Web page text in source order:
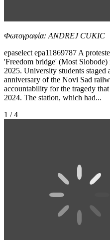
Φωτογραφία: ANDREJ CUKIC
epaselect epa11869787 A
'Freedom bridge' (Most
2025. University students staged
anniversary of the Novi Sad
accountability for the tragedy
2024. The station, which had...
1 / 4